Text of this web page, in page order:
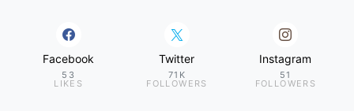
Facebook
53
LIKES
Twitter
71K
FOLLOWERS
Instagram
51
FOLLOWERS